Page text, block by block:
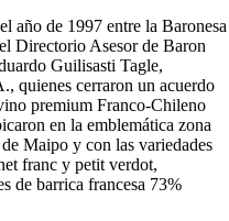
año de 1997 entre la Baronesa
Directorio Asesor de Baron
Guilisasti Tagle,
quienes cerraron un acuerdo
premium Franco-Chileno
en la emblemática zona
Maipo y con las variedades
franc y petit verdot,
de barrica francesa 73%